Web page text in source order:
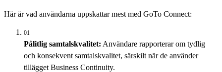
Här är vad användarna uppskattar mest med GoTo Connect:
01
Pålitlig samtalskvalitet: Användare rapporterar om tydlig
och konsekvent samtalskvalitet, särskilt när de använder
tillägget Business Continuity.